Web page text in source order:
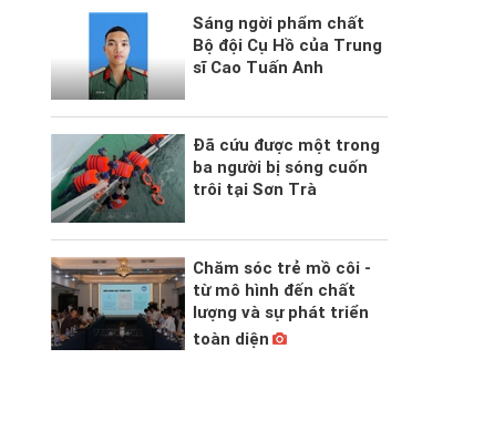
Sáng ngời phẩm chất
Bộ đội Cụ Hồ của Trung
sĩ Cao Tuấn Anh
Đã cứu được một trong
ba người bị sóng cuốn
trôi tại Sơn Trà
Chăm sóc trẻ mồ côi -
từ mô hình đến chất
lượng và sự phát triển
toàn diện